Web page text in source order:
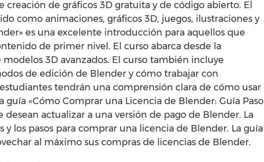
de gráficos 3D gratuita y de código abierto. El
como animaciones, gráficos 3D, juegos, ilustraciones y
es una excelente introducción para aquellos que
de primer nivel. El curso abarca desde la
3D avanzados. El curso también incluye
de edición de Blender y cómo trabajar con
tendrán una comprensión clara de cómo usar
«Cómo Comprar una Licencia de Blender: Guía Paso
desean actualizar a una versión de pago de Blender. La
los pasos para comprar una licencia de Blender. La guía
al máximo sus compras de licencias de Blender.